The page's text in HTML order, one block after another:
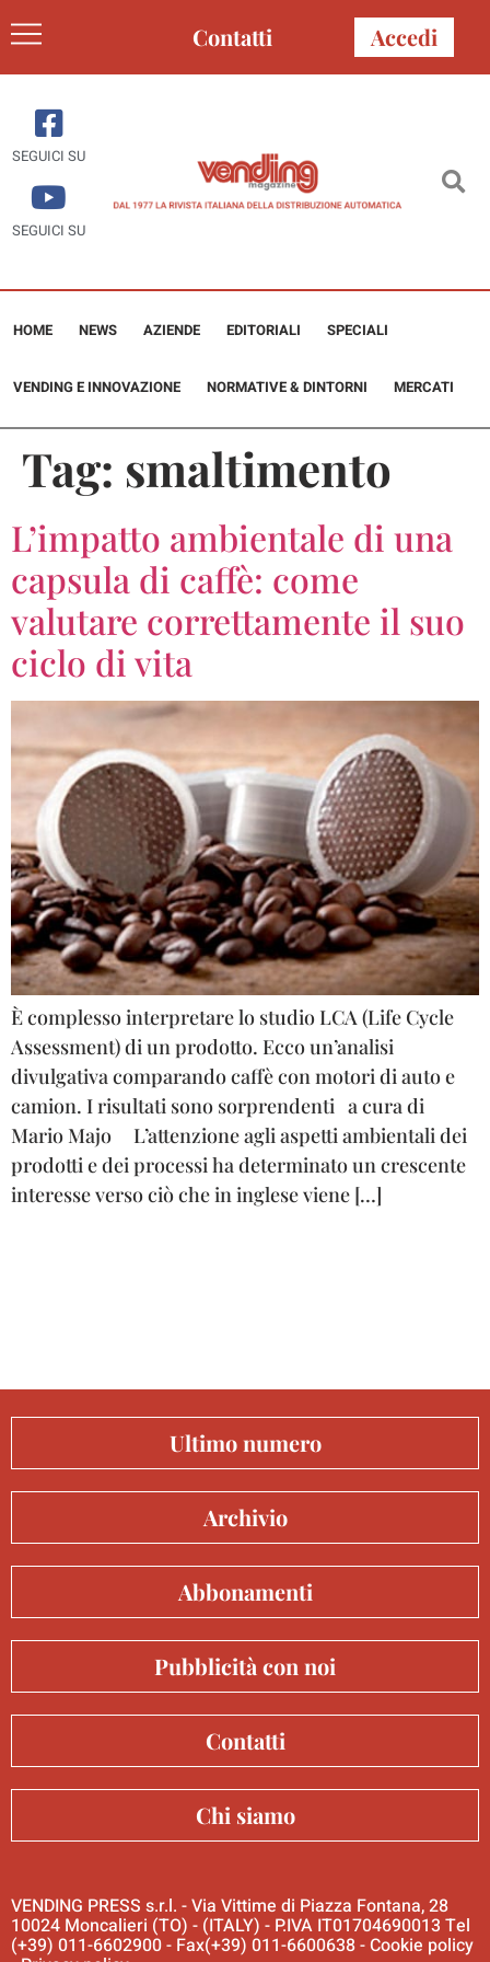
Contatti Accedi
SEGUICI SU
SEGUICI SU
HOME NEWS AZIENDE EDITORIALI SPECIALI
VENDING E INNOVAZIONE NORMATIVE & DINTORNI MERCATI
Tag: smaltimento
L’impatto ambientale di una
capsula di caffè: come
valutare correttamente il suo
ciclo di vita
È complesso interpretare lo studio LCA (Life Cycle
Assessment) di un prodotto. Ecco un’analisi
divulgativa comparando caffè con motori di auto e
camion. I risultati sono sorprendenti a cura di
Mario Majo L’attenzione agli aspetti ambientali dei
prodotti e dei processi ha determinato un crescente
interesse verso ciò che in inglese viene […]
Ultimo numero
Archivio
Abbonamenti
Pubblicità con noi
Contatti
Chi siamo
VENDING PRESS s.r.l. - Via Vittime di Piazza Fontana, 28
10024 Moncalieri (TO) - (ITALY) - P.IVA IT01704690013 Tel
(+39) 011-6602900 - Fax(+39) 011-6600638 -Cookie policy